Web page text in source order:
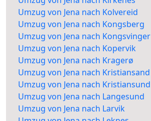
Umzug von Jena nach Kolvereid
Umzug von Jena nach Kongsberg
Umzug von Jena nach Kongsvinger
Umzug von Jena nach Kopervik
Umzug von Jena nach Kragerø
Umzug von Jena nach Kristiansand
Umzug von Jena nach Kristiansund
Umzug von Jena nach Langesund
Umzug von Jena nach Larvik